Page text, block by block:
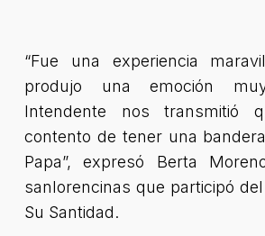
“Fue una experiencia
produjo una emoción
Intendente nos transmitió
contento de tener una
Papa”, expresó Berta
sanlorencinas que participó
Su Santidad.